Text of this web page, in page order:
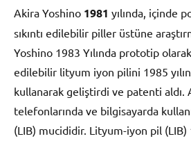
Akira Yoshino 1981 yılında, içinde
sıkıntı edilebilir piller üstüne
Yoshino 1983 Yılında prototip
edilebilir lityum iyon pilini 1985
kullanarak geliştirdi ve patenti aldı.
telefonlarında ve bilgisayarda
(LIB) mucididir. Lityum-iyon pil (LIB)